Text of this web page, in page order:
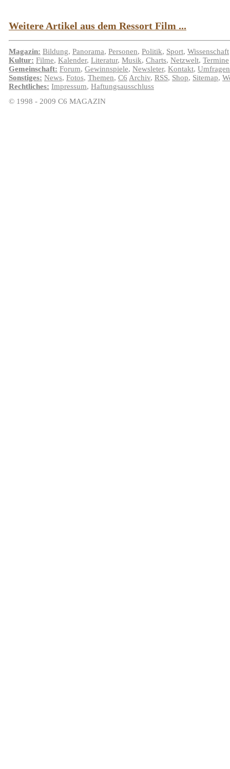
Weitere Artikel aus dem Ressort Film ...
Magazin: Bildung, Panorama, Personen, Politik, Sport, Wissenschaft
Kultur: Filme, Kalender, Literatur, Musik, Charts, Netzwelt, Termine
Gemeinschaft: Forum, Gewinnspiele, Newsleter, Kontakt, Umfragen
Sonstiges: News, Fotos, Themen, C6 Archiv, RSS, Shop, Sitemap,
Rechtliches: Impressum, Haftungsausschluss
© 1998 - 2009 C6 MAGAZIN